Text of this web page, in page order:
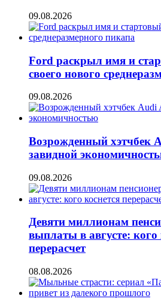
09.08.2026
Ford раскрыл имя и
своего нового
09.08.2026
Возрожденный хэтчбек
завидной
09.08.2026
Девяти миллионам
выплаты в августе: кого
перерасчет
08.08.2026